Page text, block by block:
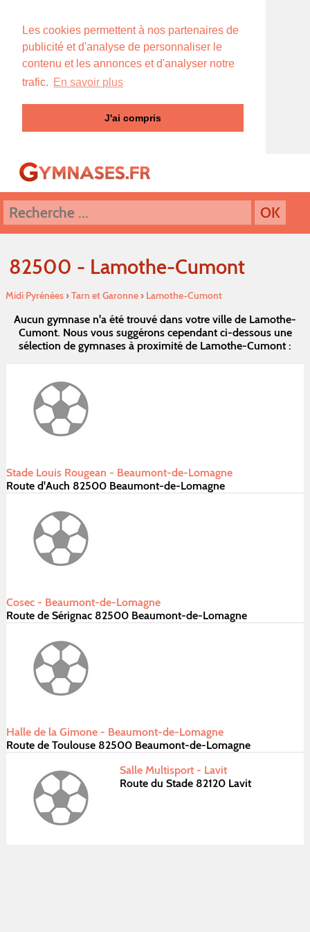
Les cookies permettent à nos partenaires de
publicité et d'analyse de personnaliser le
contenu et les annonces et d'analyser notre
trafic. En savoir plus
J'ai compris
82500 - Lamothe-Cumont
Midi Pyrénées›Tarn et Garonne› Lamothe-Cumont
Aucun gymnase n'a été trouvé dans votre ville de Lamothe-
Cumont. Nous vous suggérons cependant ci-dessous une
sélection de gymnases à proximité de Lamothe-Cumont :
Stade Louis Rougean - Beaumont-de-Lomagne
Route d'Auch 82500 Beaumont-de-Lomagne
Cosec - Beaumont-de-Lomagne
Route de Sérignac 82500 Beaumont-de-Lomagne
Halle de la Gimone - Beaumont-de-Lomagne
Route de Toulouse 82500 Beaumont-de-Lomagne
Salle Multisport - Lavit
Route du Stade 82120 Lavit